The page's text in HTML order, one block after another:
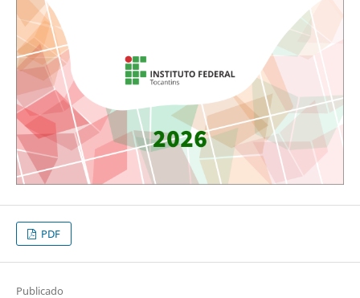
PDF
Publicado